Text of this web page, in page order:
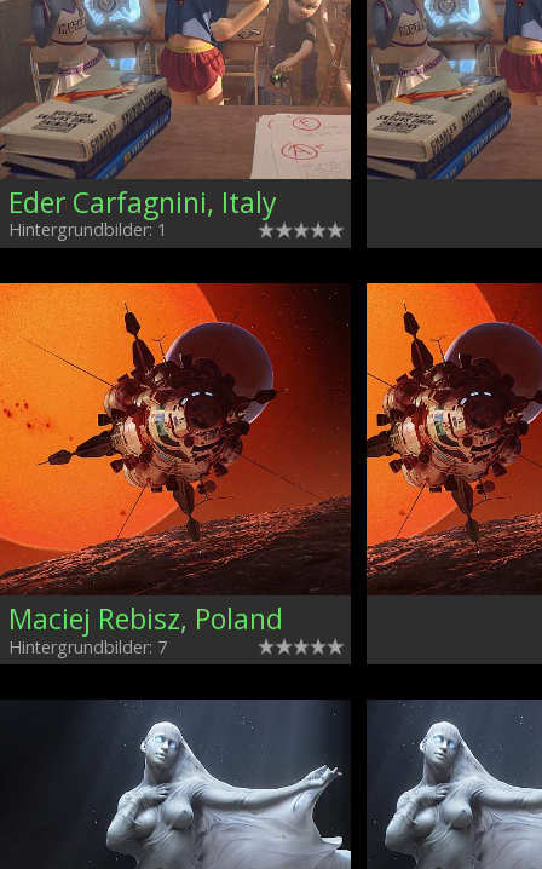
Eder Carfagnini, Italy
Hintergrundbilder: 1
Maciej Rebisz, Poland
Hintergrundbilder: 7